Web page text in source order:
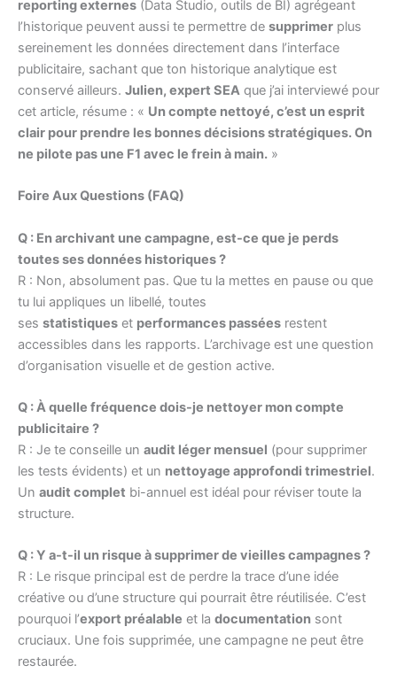
reporting externes (Data Studio, outils de BI) agrégeant
l’historique peuvent aussi te permettre de supprimer plus
sereinement les données directement dans l’interface
publicitaire, sachant que ton historique analytique est
conservé ailleurs. Julien, expert SEA que j’ai interviewé pour
cet article, résume : « Un compte nettoyé, c’est un esprit
clair pour prendre les bonnes décisions stratégiques. On
ne pilote pas une F1 avec le frein à main. »
Foire Aux Questions (FAQ)
Q : En archivant une campagne, est-ce que je perds
toutes ses données historiques ?
R : Non, absolument pas. Que tu la mettes en pause ou que
tu lui appliques un libellé, toutes
ses statistiques et performances passées restent
accessibles dans les rapports. L’archivage est une question
d’organisation visuelle et de gestion active.
Q : À quelle fréquence dois-je nettoyer mon compte
publicitaire ?
R : Je te conseille un audit léger mensuel (pour supprimer
les tests évidents) et un nettoyage approfondi trimestriel.
Un audit complet bi-annuel est idéal pour réviser toute la
structure.
Q : Y a-t-il un risque à supprimer de vieilles campagnes ?
R : Le risque principal est de perdre la trace d’une idée
créative ou d’une structure qui pourrait être réutilisée. C’est
pourquoi l’export préalable et la documentation sont
cruciaux. Une fois supprimée, une campagne ne peut être
restaurée.